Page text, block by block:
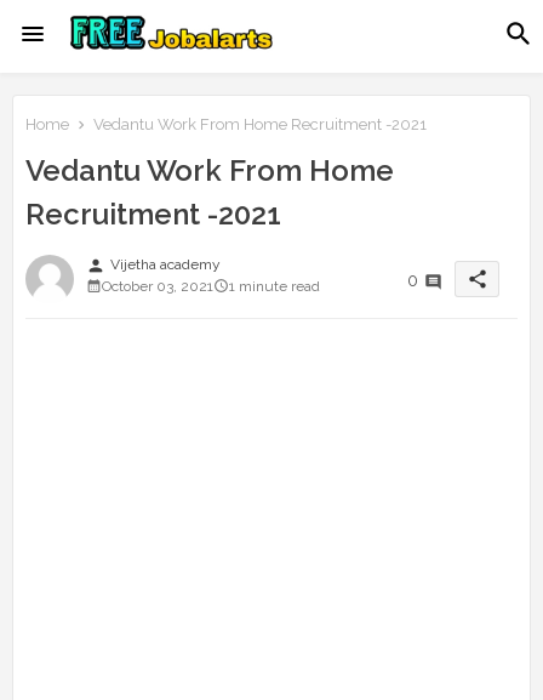
Home Vedantu Work From Home Recruitment -2021
Vedantu Work From Home
Recruitment -2021
person Vijetha academy
October 03, 2021
1 minute read 0 share